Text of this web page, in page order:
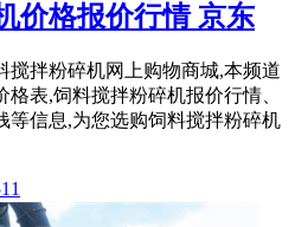
价格报价行情 京东
搅拌粉碎机网上购物商城,本频道
表,饲料搅拌粉碎机报价行情、
等信息,为您选购饲料搅拌粉碎机